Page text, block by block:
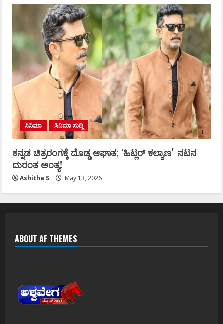
ಸಿನಿಮಾ ಸಿನಿಮಾ ಸುದ್ದಿ
ಕನ್ನಡ ಚಿತ್ರರಂಗಕ್ಕೆ ದೊಡ್ಡ ಆಘಾತ; ʻಹಿಟ್ಲರ್ ಕಲ್ಯಾಣʼ ನಟನ
ದುರಂತ ಅಂತ್ಯ!
Ashitha S May 13, 2026
ABOUT AF THEMES